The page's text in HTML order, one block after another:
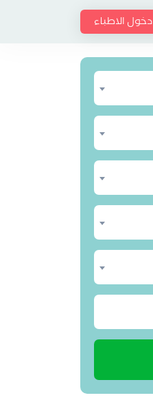
دخول الاطباء